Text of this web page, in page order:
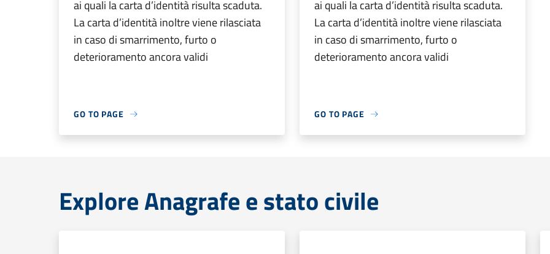
ai quali la carta d’identità risulta scaduta.
La carta d’identità inoltre viene rilasciata
in caso di smarrimento, furto o
deterioramento ancora validi
GO TO PAGE
ai quali la carta d’identità risulta scaduta.
La carta d’identità inoltre viene rilasciata
in caso di smarrimento, furto o
deterioramento ancora validi
GO TO PAGE
Explore Anagrafe e stato civile